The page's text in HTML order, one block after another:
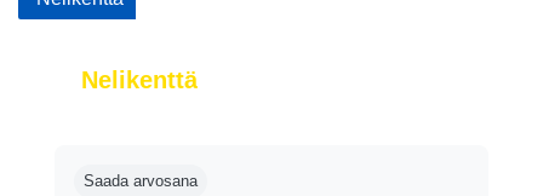
Nelikenttä
Saada arvosana